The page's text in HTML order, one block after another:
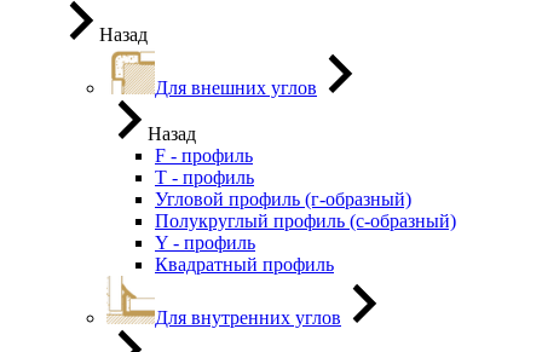
Назад
Для внешних углов
Назад
F - профиль
Т - профиль
Угловой профиль (г-образный)
Полукруглый профиль (с-образный)
Y - профиль
Квадратный профиль
Для внутренних углов